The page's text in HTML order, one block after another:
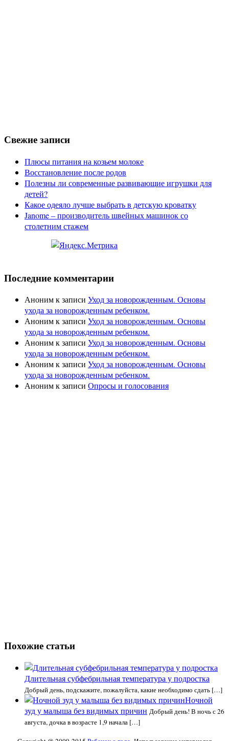
Свежие записи
Плюсы питания на козьем молоке
Восстановление после родов
Полезны ли современные развивающие игрушки для
детей?
Какое одеяло лучше выбрать в детскую кроватку
Janome – производитель швейных машинок со
столетним стажем
Последние комментарии
Анонимк записи Уход за новорожденным. Основы
ухода за новорожденным ребенком.
Анонимк записи Уход за новорожденным. Основы
ухода за новорожденным ребенком.
Анонимк записи Уход за новорожденным. Основы
ухода за новорожденным ребенком.
Анонимк записи Уход за новорожденным. Основы
ухода за новорожденным ребенком.
Анонимк записи Опросы и голосования
Похожие статьи
Длительная субфебрильная температура у подростка
Добрый день, подскажите, пожалуйста, какие необходимо сдать […]
Ночной
зуд у малыша без видимых причин Добрый день! В ночь с 26
августа, дочка в возрасте 1,9 начала […]